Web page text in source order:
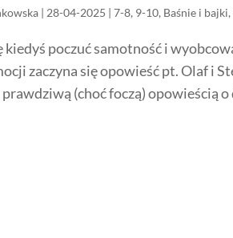
| 28-04-2025 |7-8, 9-10, Baśnie i bajki,
kiedyś poczuć samotność i
zaczyna się opowieść pt. Olaf i
prawdziwą (choć foczą) opowieścią